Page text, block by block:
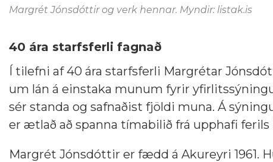
Margrét Jónsdóttir og verk hennar. Myndir: listak.is
40 ára starfsferli fagnað
Í tilefni af 40 ára starfsferli Margrétar
um lán á einstaka munum fyrir
sér standa og safnaðist fjöldi muna. Á
er ætlað að spanna tímabilið frá upphafi
Margrét Jónsdóttir er fædd á Akureyri 1961.